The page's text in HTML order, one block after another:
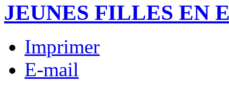
JEUNES FILLES EN
Imprimer
E-mail